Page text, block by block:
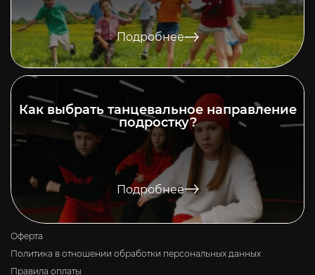
Подробнее
Как выбрать танцевальное направление
подростку?
Подробнее
Оферта
Политика в отношении обработки персональных данных
Правила оплаты